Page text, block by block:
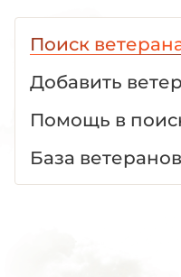
Поиск
Добавить
Помощь в
База ветеранов